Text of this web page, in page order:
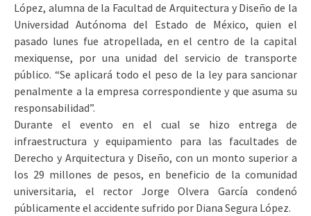
López, alumna de la Facultad de Arquitectura y Diseño de la
Universidad Autónoma del Estado de México, quien el
pasado lunes fue atropellada, en el centro de la capital
mexiquense, por una unidad del servicio de transporte
público. “Se aplicará todo el peso de la ley para sancionar
penalmente a la empresa correspondiente y que asuma su
responsabilidad”.
Durante el evento en el cual se hizo entrega de
infraestructura y equipamiento para las facultades de
Derecho y Arquitectura y Diseño, con un monto superior a
los 29 millones de pesos, en beneficio de la comunidad
universitaria, el rector Jorge Olvera García condenó
públicamente el accidente sufrido por Diana Segura López.